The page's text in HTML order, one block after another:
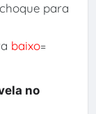
para
baixo=
no